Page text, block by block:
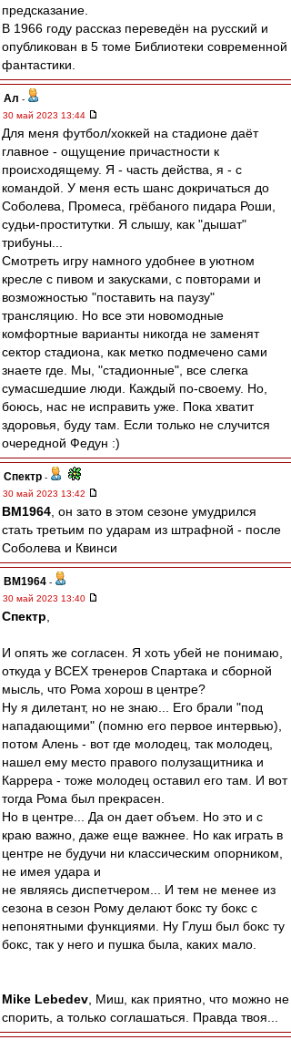
предсказание.
В 1966 году рассказ переведён на русский и
опубликован в 5 томе Библиотеки современной
фантастики.
Ал -
30 май 2023 13:44
Для меня футбол/хоккей на стадионе даёт
главное - ощущение причастности к
происходящему. Я - часть действа, я - с
командой. У меня есть шанс докричаться до
Соболева, Промеса, грёбаного пидара Роши,
судьи-проститутки. Я слышу, как "дышат"
трибуны...
Смотреть игру намного удобнее в уютном
кресле с пивом и закусками, с повторами и
возможностью "поставить на паузу"
трансляцию. Но все эти новомодные
комфортные варианты никогда не заменят
сектор стадиона, как метко подмечено сами
знаете где. Мы, "стадионные", все слегка
сумасшедшие люди. Каждый по-своему. Но,
боюсь, нас не исправить уже. Пока хватит
здоровья, буду там. Если только не случится
очередной Федун :)
Спектр -
30 май 2023 13:42
BM1964 , он зато в этом сезоне умудрился
стать третьим по ударам из штрафной - после
Соболева и Квинси
BM1964 -
30 май 2023 13:40
Спектр
И опять же согласен. Я хоть убей не понимаю,
откуда у ВСЕХ тренеров Спартака и сборной
мысль, что Рома хорош в центре?
Ну я дилетант, но не знаю... Его брали "под
нападающими" (помню его первое интервью),
потом Алень - вот где молодец, так молодец,
нашел ему место правого полузащитника и
Каррера - тоже молодец оставил его там. И вот
тогда Рома был прекрасен.
Но в центре... Да он дает объем. Но это и с
краю важно, даже еще важнее. Но как играть в
центре не будучи ни классическим опорником,
не имея удара и
не являясь диспетчером... И тем не менее из
сезона в сезон Рому делают бокс ту бокс с
непонятными функциями. Ну Глуш был бокс ту
бокс, так у него и пушка была, каких мало.
Mike Lebedev , Миш, как приятно, что можно не
спорить, а только соглашаться. Правда твоя...